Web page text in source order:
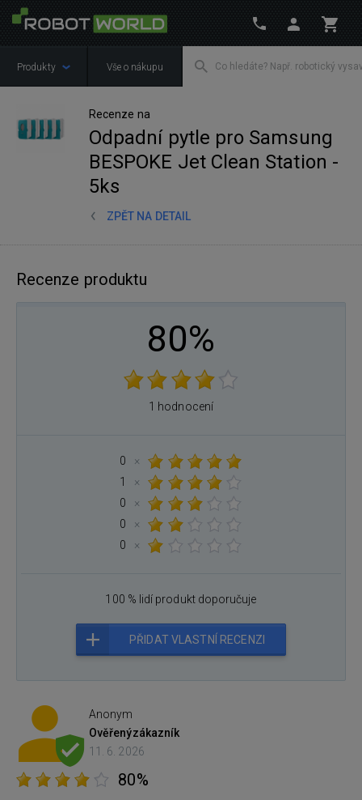
Produkty Vše o nákupu
Recenze na
Odpadní pytle pro Samsung
BESPOKE Jet Clean Station -
5ks
ZPĚT NA DETAIL
Recenze produktu
80%
1 hodnocení
0
×
1
×
0
×
0
×
0
×
100 % lidí produkt doporučuje
PŘIDAT VLASTNÍ RECENZI
Anonym
Ověřenýzákazník
11. 6. 2026
80%